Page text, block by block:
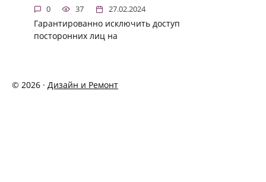
0 37 27.02.2024
Гарантированно исключить доступ
посторонних лиц на
© 2026 · Дизайн и Ремонт